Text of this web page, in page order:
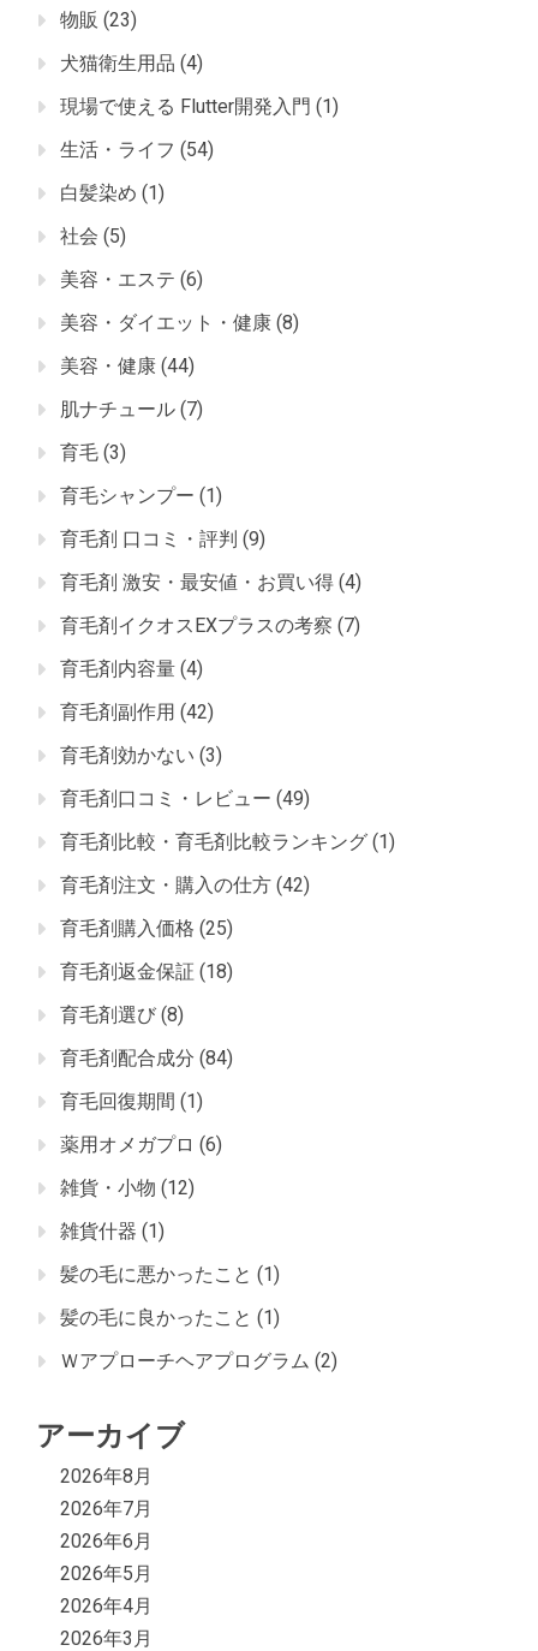
物販 (23)
犬猫衛生用品 (4)
現場で使える Flutter開発入門 (1)
生活・ライフ (54)
白髪染め (1)
社会 (5)
美容・エステ (6)
美容・ダイエット・健康 (8)
美容・健康 (44)
肌ナチュール (7)
育毛 (3)
育毛シャンプー (1)
育毛剤 口コミ・評判 (9)
育毛剤 激安・最安値・お買い得 (4)
育毛剤イクオスEXプラスの考察 (7)
育毛剤内容量 (4)
育毛剤副作用 (42)
育毛剤効かない (3)
育毛剤口コミ・レビュー (49)
育毛剤比較・育毛剤比較ランキング (1)
育毛剤注文・購入の仕方 (42)
育毛剤購入価格 (25)
育毛剤返金保証 (18)
育毛剤選び (8)
育毛剤配合成分 (84)
育毛回復期間 (1)
薬用オメガプロ (6)
雑貨・小物 (12)
雑貨什器 (1)
髪の毛に悪かったこと (1)
髪の毛に良かったこと (1)
Ｗアプローチヘアプログラム (2)
アーカイブ
2026年8月
2026年7月
2026年6月
2026年5月
2026年4月
2026年3月